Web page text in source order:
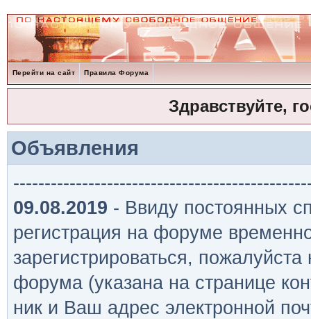
Перейти на сайт Правила Форума
Здравствуйте,
Объявления
09.08.2019 - Ввиду постоянных
регистрация на форуме
зарегистрироваться,
форума (указана на странице
ник и Ваш адрес электронной